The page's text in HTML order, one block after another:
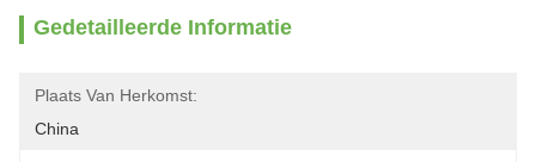
Gedetailleerde Informatie
Plaats Van Herkomst:
China